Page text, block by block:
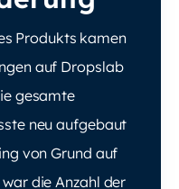
Produkts kamen
auf Dropslab
gesamte
neu aufgebaut
von Grund auf
die Anzahl der